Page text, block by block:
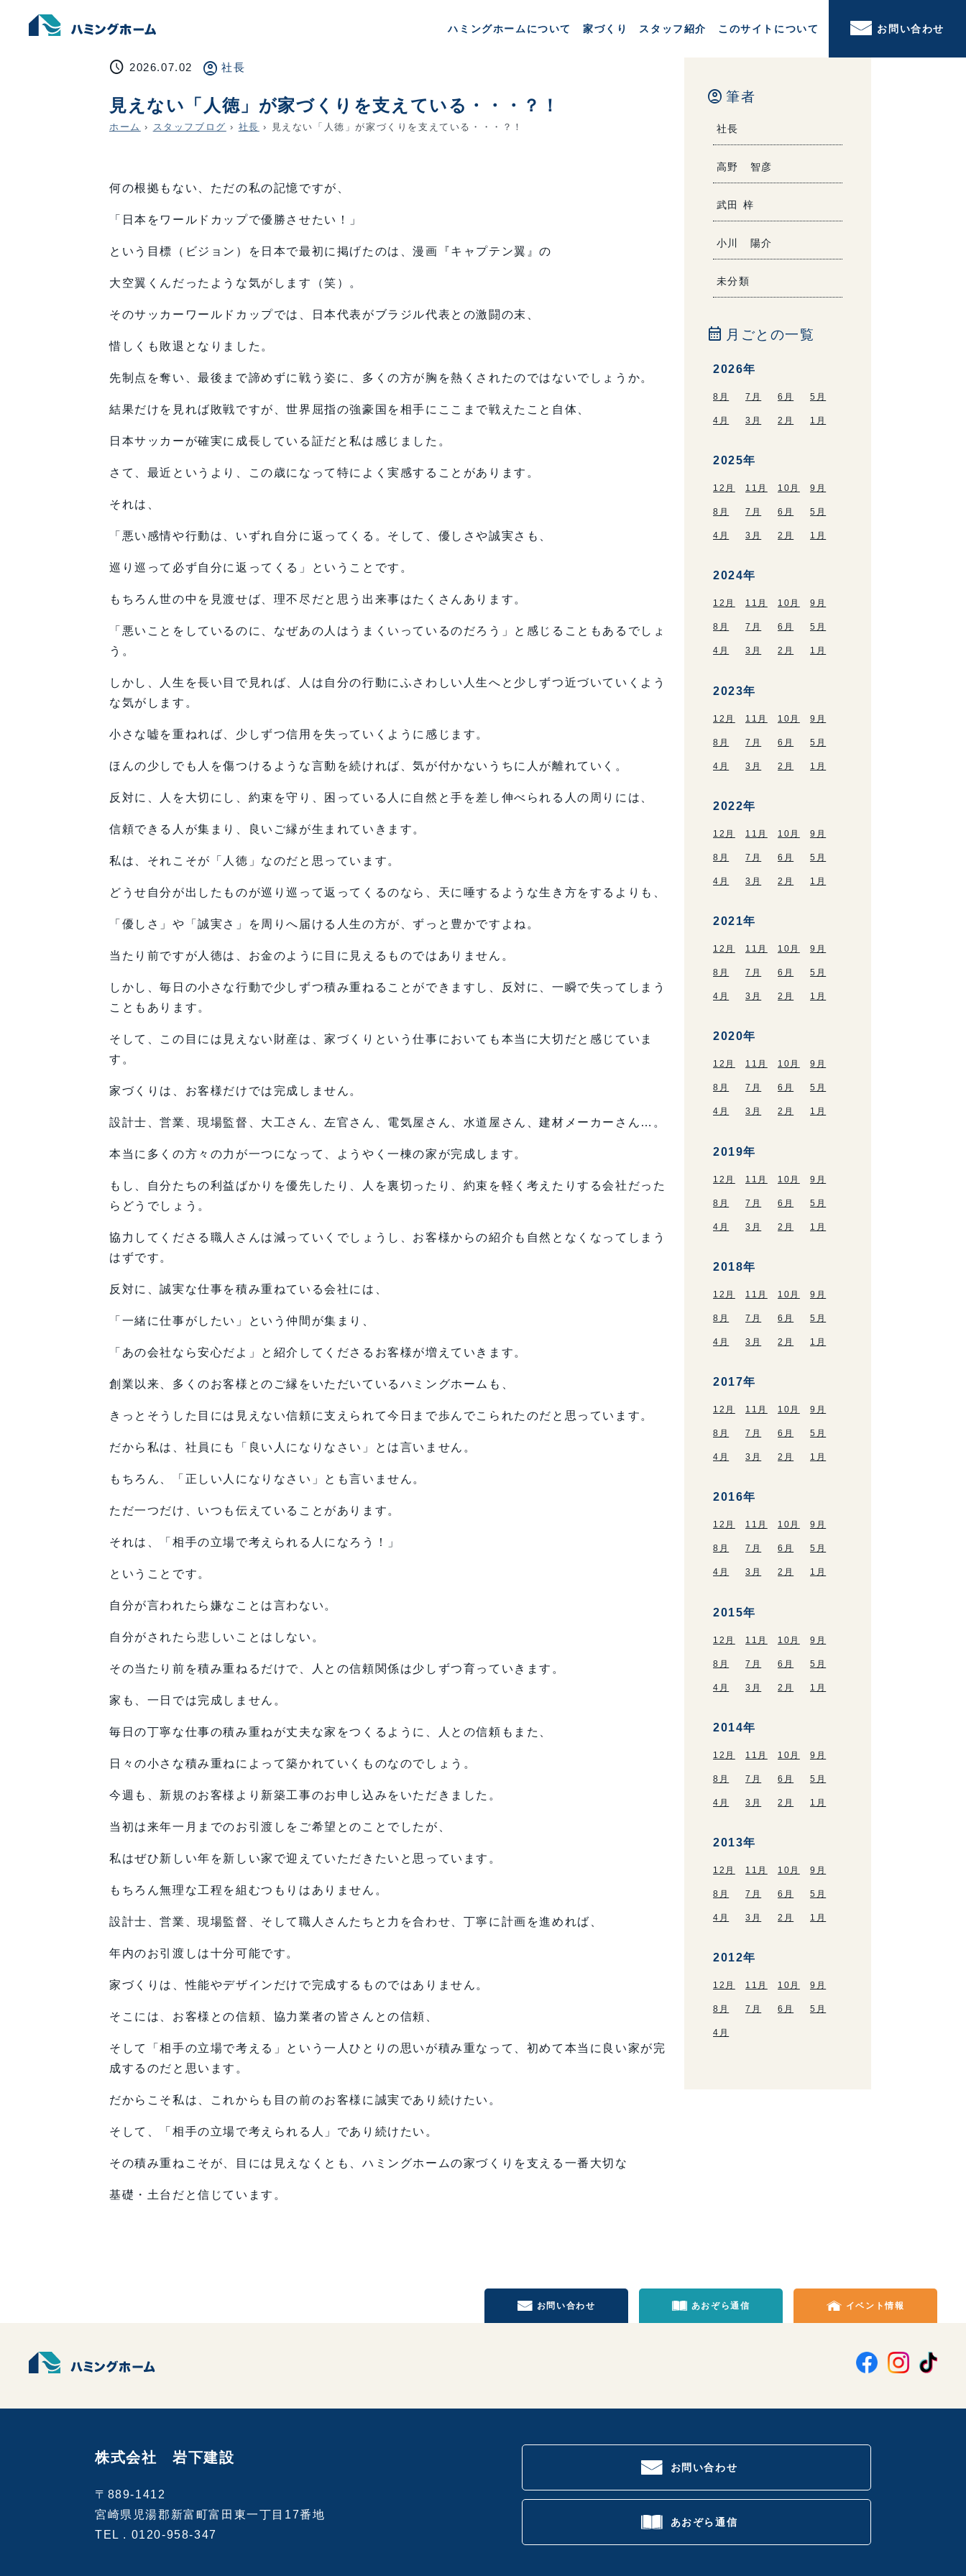
ハミングホームについて 家づくり スタッフ紹介 このサイトについて お問い合わせ
schedule 2026.07.02 account_circle 社長
見えない「人徳」が家づくりを支えている・・・？！
ホーム › スタッフブログ › 社長 › 見えない「人徳」が家づくりを支えている・・・？！
何の根拠もない、ただの私の記憶ですが、
「日本をワールドカップで優勝させたい！」
という目標（ビジョン）を日本で最初に掲げたのは、漫画『キャプテン翼』の
大空翼くんだったような気がします（笑）。
そのサッカーワールドカップでは、日本代表がブラジル代表との激闘の末、
惜しくも敗退となりました。
先制点を奪い、最後まで諦めずに戦う姿に、多くの方が胸を熱くされたのではないでしょうか。
結果だけを見れば敗戦ですが、世界屈指の強豪国を相手にここまで戦えたこと自体、
日本サッカーが確実に成長している証だと私は感じました。
さて、最近というより、この歳になって特によく実感することがあります。
それは、
「悪い感情や行動は、いずれ自分に返ってくる。そして、優しさや誠実さも、
巡り巡って必ず自分に返ってくる」ということです。
もちろん世の中を見渡せば、理不尽だと思う出来事はたくさんあります。
「悪いことをしているのに、なぜあの人はうまくいっているのだろう」と感じることもあるでしょ
う。
しかし、人生を長い目で見れば、人は自分の行動にふさわしい人生へと少しずつ近づいていくよう
な気がします。
小さな嘘を重ねれば、少しずつ信用を失っていくように感じます。
ほんの少しでも人を傷つけるような言動を続ければ、気が付かないうちに人が離れていく。
反対に、人を大切にし、約束を守り、困っている人に自然と手を差し伸べられる人の周りには、
信頼できる人が集まり、良いご縁が生まれていきます。
私は、それこそが「人徳」なのだと思っています。
どうせ自分が出したものが巡り巡って返ってくるのなら、天に唾するような生き方をするよりも、
「優しさ」や「誠実さ」を周りへ届ける人生の方が、ずっと豊かですよね。
当たり前ですが人徳は、お金のように目に見えるものではありません。
しかし、毎日の小さな行動で少しずつ積み重ねることができますし、反対に、一瞬で失ってしまう
こともあります。
そして、この目には見えない財産は、家づくりという仕事においても本当に大切だと感じていま
す。
家づくりは、お客様だけでは完成しません。
設計士、営業、現場監督、大工さん、左官さん、電気屋さん、水道屋さん、建材メーカーさん…。
本当に多くの方々の力が一つになって、ようやく一棟の家が完成します。
もし、自分たちの利益ばかりを優先したり、人を裏切ったり、約束を軽く考えたりする会社だった
らどうでしょう。
協力してくださる職人さんは減っていくでしょうし、お客様からの紹介も自然となくなってしまう
はずです。
反対に、誠実な仕事を積み重ねている会社には、
「一緒に仕事がしたい」という仲間が集まり、
「あの会社なら安心だよ」と紹介してくださるお客様が増えていきます。
創業以来、多くのお客様とのご縁をいただいているハミングホームも、
きっとそうした目には見えない信頼に支えられて今日まで歩んでこられたのだと思っています。
だから私は、社員にも「良い人になりなさい」とは言いません。
もちろん、「正しい人になりなさい」とも言いません。
ただ一つだけ、いつも伝えていることがあります。
それは、「相手の立場で考えられる人になろう！」
ということです。
自分が言われたら嫌なことは言わない。
自分がされたら悲しいことはしない。
その当たり前を積み重ねるだけで、人との信頼関係は少しずつ育っていきます。
家も、一日では完成しません。
毎日の丁寧な仕事の積み重ねが丈夫な家をつくるように、人との信頼もまた、
日々の小さな積み重ねによって築かれていくものなのでしょう。
今週も、新規のお客様より新築工事のお申し込みをいただきました。
当初は来年一月までのお引渡しをご希望とのことでしたが、
私はぜひ新しい年を新しい家で迎えていただきたいと思っています。
もちろん無理な工程を組むつもりはありません。
設計士、営業、現場監督、そして職人さんたちと力を合わせ、丁寧に計画を進めれば、
年内のお引渡しは十分可能です。
家づくりは、性能やデザインだけで完成するものではありません。
そこには、お客様との信頼、協力業者の皆さんとの信頼、
そして「相手の立場で考える」という一人ひとりの思いが積み重なって、初めて本当に良い家が完
成するのだと思います。
だからこそ私は、これからも目の前のお客様に誠実であり続けたい。
そして、「相手の立場で考えられる人」であり続けたい。
その積み重ねこそが、目には見えなくとも、ハミングホームの家づくりを支える一番大切な
基礎・土台だと信じています。
account_circle 筆者
社長
高野 智彦
武田 梓
小川 陽介
未分類
calendar_month 月ごとの一覧
2026年
8月 7月 6月 5月
4月 3月 2月 1月
2025年
12月 11月 10月 9月
8月 7月 6月 5月
4月 3月 2月 1月
2024年
12月 11月 10月 9月
8月 7月 6月 5月
4月 3月 2月 1月
2023年
12月 11月 10月 9月
8月 7月 6月 5月
4月 3月 2月 1月
2022年
12月 11月 10月 9月
8月 7月 6月 5月
4月 3月 2月 1月
2021年
12月 11月 10月 9月
8月 7月 6月 5月
4月 3月 2月 1月
2020年
12月 11月 10月 9月
8月 7月 6月 5月
4月 3月 2月 1月
2019年
12月 11月 10月 9月
8月 7月 6月 5月
4月 3月 2月 1月
2018年
12月 11月 10月 9月
8月 7月 6月 5月
4月 3月 2月 1月
2017年
12月 11月 10月 9月
8月 7月 6月 5月
4月 3月 2月 1月
2016年
12月 11月 10月 9月
8月 7月 6月 5月
4月 3月 2月 1月
2015年
12月 11月 10月 9月
8月 7月 6月 5月
4月 3月 2月 1月
2014年
12月 11月 10月 9月
8月 7月 6月 5月
4月 3月 2月 1月
2013年
12月 11月 10月 9月
8月 7月 6月 5月
4月 3月 2月 1月
2012年
12月 11月 10月 9月
8月 7月 6月 5月
4月
お問い合わせ あおぞら通信 イベント情報
株式会社 岩下建設
〒889-1412
宮崎県児湯郡新富町富田東一丁目17番地
TEL . 0120-958-347
お問い合わせ
あおぞら通信